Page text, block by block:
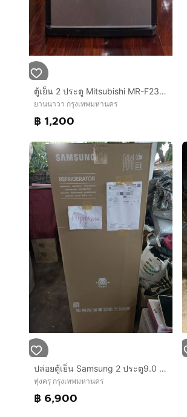
ตู้เย็น 2 ประตู Mitsubishi MR-F23G-SL ขนาด 7 คิว
ยานนาวา กรุงเทพมหานคร
฿ 1,200
ปล่อยตู้เย็น Samsung 2 ประตู9.0 คิว RT25FGRADSA/ST มือหนึ่งประกันศูนย์
ทุ่งครุ กรุงเทพมหานคร
฿ 6,900